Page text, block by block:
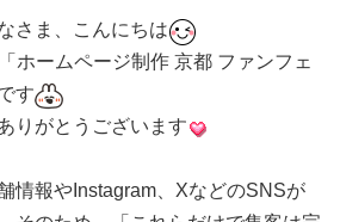
さま、こんにちは
ホームページ制作 京都 ファンフェ
す
りがとうございます
情報やInstagram、XなどのSNSが